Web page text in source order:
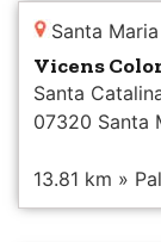
Santa Maria
Vicens
Santa
07320 Santa
13.81 km »